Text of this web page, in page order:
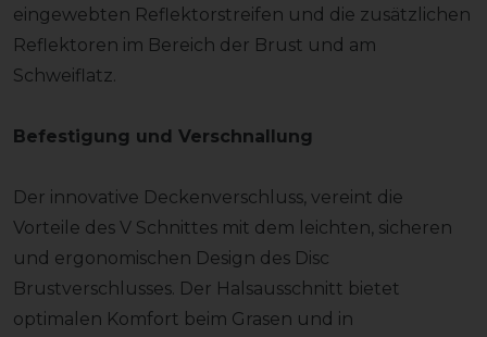
eingewebten Reflektorstreifen und die zusätzlichen
Reflektoren im Bereich der Brust und am
Schweiflatz.
Befestigung und Verschnallung
Der innovative Deckenverschluss, vereint die
Vorteile des V Schnittes mit dem leichten, sicheren
und ergonomischen Design des Disc
Brustverschlusses. Der Halsausschnitt bietet
optimalen Komfort beim Grasen und in